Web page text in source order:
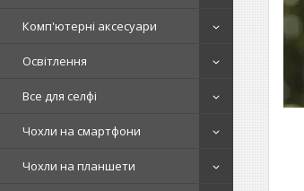
Комп'ютерні аксесуари
Освітлення
Все для селфі
Чохли на смартфони
Чохли на планшети